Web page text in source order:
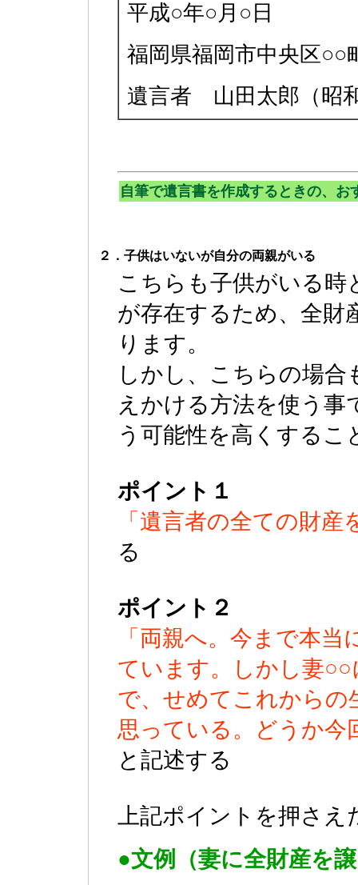
平成○年○月○日
福岡県福岡市中央区○○
遺言者 山田太郎
自筆で遺言書を作成するときの、お
２．子供はいないが自分の両親がいる
こちらも子供がいる時
が存在するため、全財
ります。
しかし、こちらの場
えかける方法を使う
う可能性を高くするこ
ポイント１
「遺言者の全ての財
る
ポイント２
「両親へ。今まで本
ています。しかし妻
で、せめてこれからの
思っている。どうか今
と記述する
上記ポイントを押さえ
●文例（妻に全財産を